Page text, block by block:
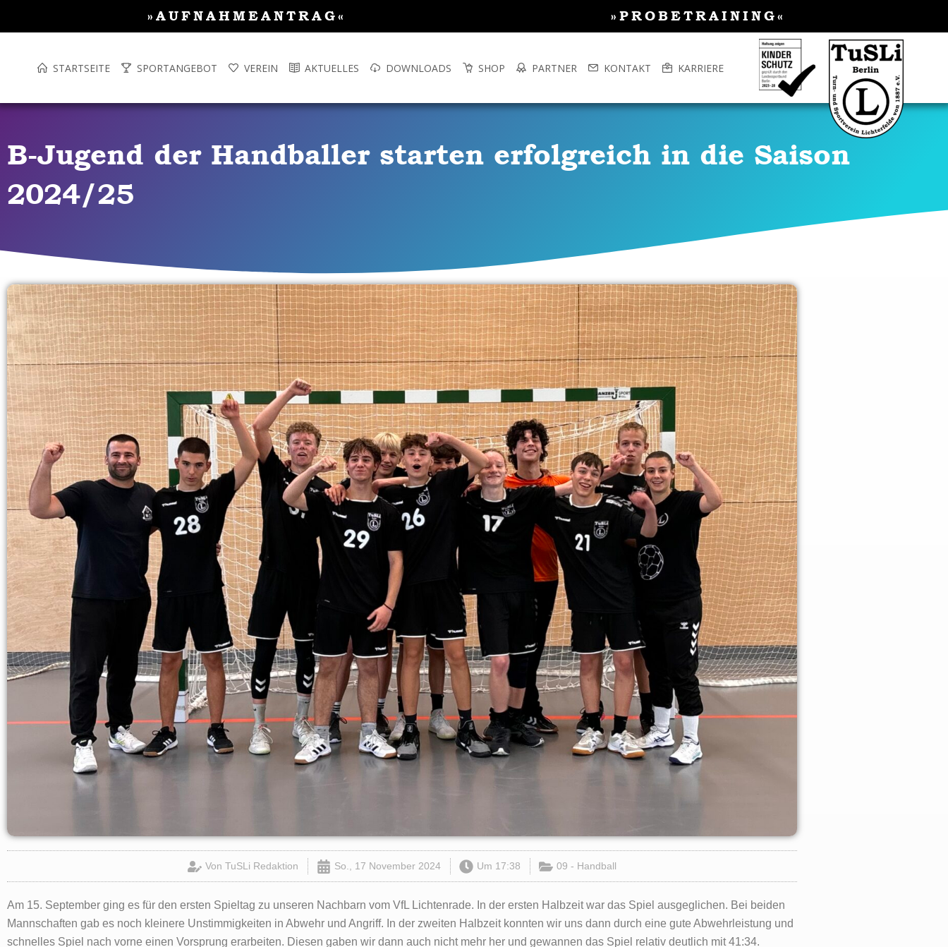
»AUFNAHMEANTRAG« »PROBETRAINING«
STARTSEITE SPORTANGEBOT VEREIN AKTUELLES DOWNLOADS SHOP PARTNER KONTAKT KARRIERE
B-Jugend der Handballer starten erfolgreich in die Saison
2024/25
Von TuSLi Redaktion So., 17 November 2024 Um 17:38 09 - Handball
Am 15. September ging es für den ersten Spieltag zu unseren Nachbarn vom VfL Lichtenrade. In der ersten Halbzeit war das Spiel ausgeglichen. Bei beiden
Mannschaften gab es noch kleinere Unstimmigkeiten in Abwehr und Angriff. In der zweiten Halbzeit konnten wir uns dann durch eine gute Abwehrleistung und
schnelles Spiel nach vorne einen Vorsprung erarbeiten. Diesen gaben wir dann auch nicht mehr her und gewannen das Spiel relativ deutlich mit 41:34.